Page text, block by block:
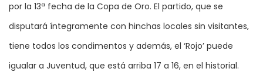
por la 13ª fecha de la Copa de Oro. El partido, que se
disputará íntegramente con hinchas locales sin visitantes,
tiene todos los condimentos y además, el ‘Rojo’ puede
igualar a Juventud, que está arriba 17 a 16, en el historial.